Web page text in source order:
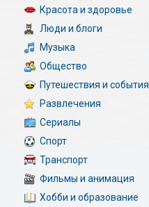
Красота и здоровье
Люди и блоги
Музыка
Общество
Путешествия и события
Развлечения
Сериалы
Спорт
Транспорт
Фильмы и анимация
Хобби и образование